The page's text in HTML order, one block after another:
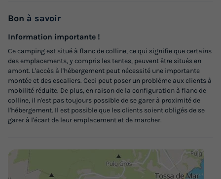
Voir les logements
Bon à savoir
Information importante !
Ce camping est situé à flanc de colline, ce qui signifie que certains
des emplacements, y compris les tentes, peuvent être situés en
amont. L'accès à l'hébergement peut nécessité une importante
montée et des escaliers. Ceci peut poser un problème aux clients à
mobilité réduite. De plus, en raison de la configuration à flanc de
colline, il n'est pas toujours possible de se garer à proximité de
l'hébergement. Il est possible que les clients soient obligés de se
garer à l'écart de leur emplacement et de marcher.